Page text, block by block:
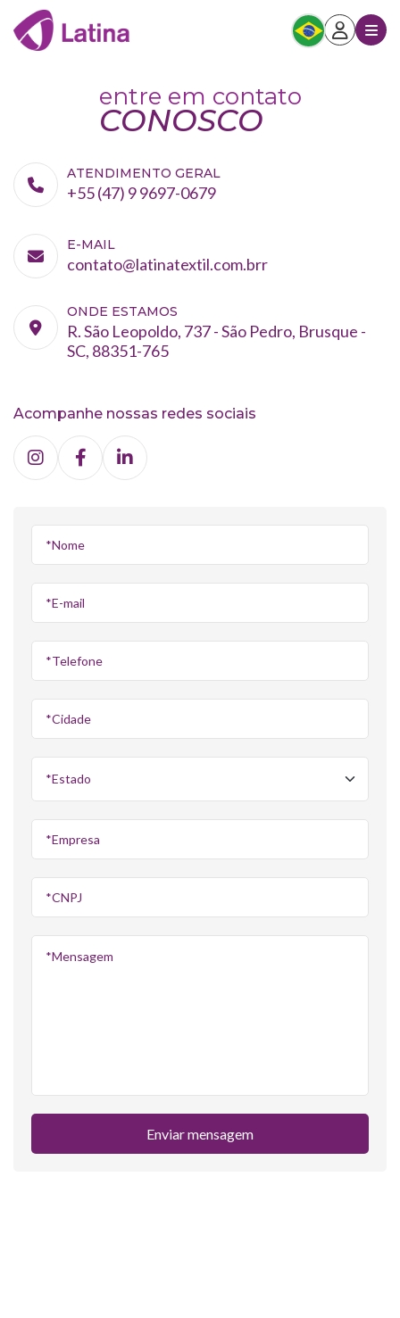
entre em contato
CONOSCO
ATENDIMENTO GERAL
+55 (47) 9 9697-0679
E-MAIL
contato@latinatextil.com.brr
ONDE ESTAMOS
R. São Leopoldo, 737 - São Pedro, Brusque -
SC, 88351-765
Acompanhe nossas redes sociais
Enviar mensagem